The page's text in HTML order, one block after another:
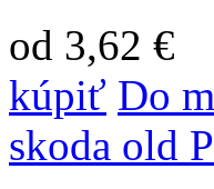
od 3,62 €
kúpiť Do
skoda old P